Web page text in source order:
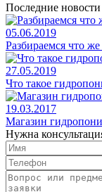
Последние новости
05.06.2019
Разбираемся что
27.05.2019
Что такое
19.03.2017
Магазин
Нужна